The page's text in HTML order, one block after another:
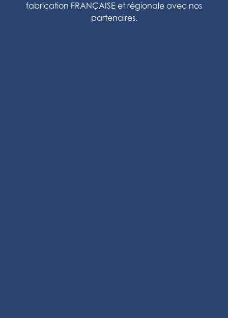
fabrication FRANÇAISE et régionale avec nos
partenaires.